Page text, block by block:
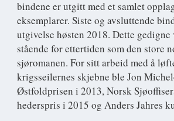
bindene er utgitt med et samlet
eksemplarer. Siste og avsluttende
utgivelse høsten 2018. Dette
stående for ettertiden som den store
sjøromanen. For sitt arbeid med å
krigsseilernes skjebne ble Jon
Østfoldprisen i 2013, Norsk
hederspris i 2015 og Anders Jahres